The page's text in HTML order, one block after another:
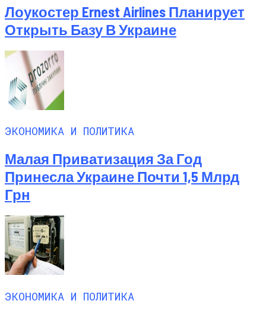
Лоукостер Ernest Airlines Планирует
Открыть Базу В Украине
ЭКОНОМИКА И ПОЛИТИКА
Малая Приватизация За Год
Принесла Украине Почти 1,5 Млрд
Грн
ЭКОНОМИКА И ПОЛИТИКА